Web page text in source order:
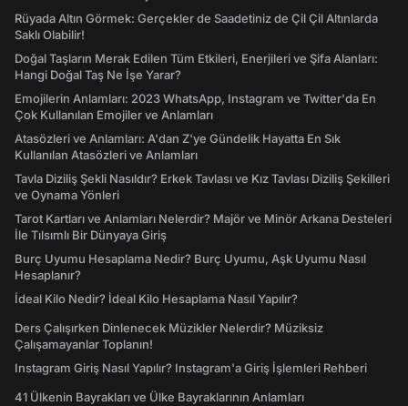
Rüyada Altın Görmek: Gerçekler de Saadetiniz de Çil Çil Altınlarda
Saklı Olabilir!
Doğal Taşların Merak Edilen Tüm Etkileri, Enerjileri ve Şifa Alanları:
Hangi Doğal Taş Ne İşe Yarar?
Emojilerin Anlamları: 2023 WhatsApp, Instagram ve Twitter'da En
Çok Kullanılan Emojiler ve Anlamları
Atasözleri ve Anlamları: A'dan Z'ye Gündelik Hayatta En Sık
Kullanılan Atasözleri ve Anlamları
Tavla Diziliş Şekli Nasıldır? Erkek Tavlası ve Kız Tavlası Diziliş Şekilleri
ve Oynama Yönleri
Tarot Kartları ve Anlamları Nelerdir? Majör ve Minör Arkana Desteleri
İle Tılsımlı Bir Dünyaya Giriş
Burç Uyumu Hesaplama Nedir? Burç Uyumu, Aşk Uyumu Nasıl
Hesaplanır?
İdeal Kilo Nedir? İdeal Kilo Hesaplama Nasıl Yapılır?
Ders Çalışırken Dinlenecek Müzikler Nelerdir? Müziksiz
Çalışamayanlar Toplanın!
Instagram Giriş Nasıl Yapılır? Instagram'a Giriş İşlemleri Rehberi
41 Ülkenin Bayrakları ve Ülke Bayraklarının Anlamları